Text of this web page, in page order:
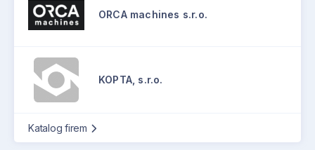
ORCA machines s.r.o.
KOPTA, s.r.o.
Katalog firem